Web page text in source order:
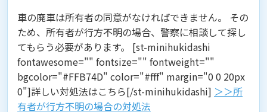
車の廃車は所有者の同意がなければできません。 その
ため、所有者が行方不明の場合、警察に相談して探し
てもらう必要があります。 [st-minihukidashi
fontawesome="" fontsize="" fontweight=""
bgcolor="#FFB74D" color="#fff" margin="0 0 20px
0"]詳しい対処法はこちら[/st-minihukidashi] ＞＞所
有者が行方不明の場合の対処法